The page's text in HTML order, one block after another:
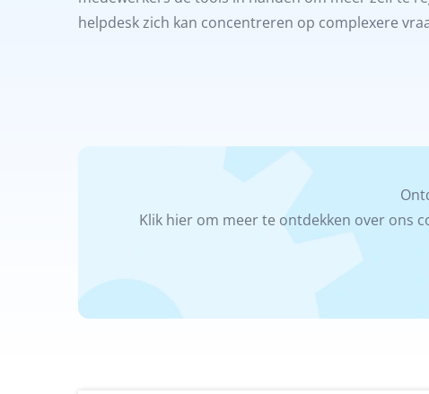
helpdesk zich kan concentreren op complexere
Klik hier om meer te ontdekken over ons